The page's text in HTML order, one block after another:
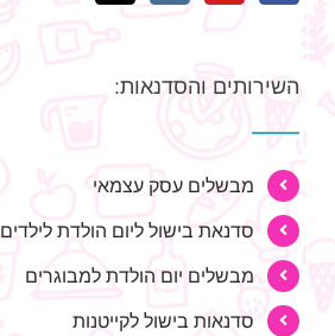
השירותים והסדנאות:
מבשלים עסק עצמאי
סדנאת בישול ליום הולדת לילדים
מבשלים יום הולדת למבוגרים
סדנאות בישול לקייטנות